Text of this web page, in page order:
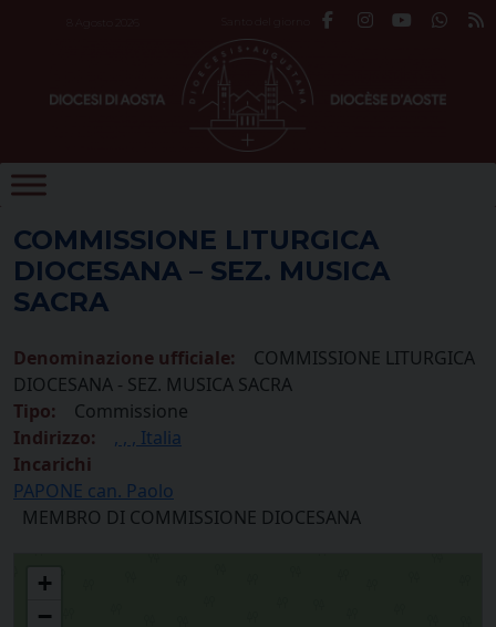
COMMISSIONE LITURGICA
DIOCESANA – SEZ. MUSICA
SACRA
Denominazione ufficiale:
COMMISSIONE LITURGICA
DIOCESANA - SEZ. MUSICA SACRA
Tipo:
Commissione
Indirizzo:
, , , Italia
Incarichi
PAPONE can. Paolo
MEMBRO DI COMMISSIONE DIOCESANA
+
−